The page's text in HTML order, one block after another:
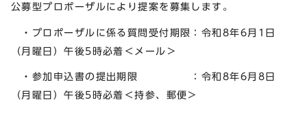
公募型プロポーザルにより提案を募集します。
・プロポーザルに係る質問受付期限：令和8年6月1日
（月曜日）午後5時必着＜メール＞
・参加申込書の提出期限 ：令和8年6月8日
（月曜日）午後5時必着＜持参、郵便＞